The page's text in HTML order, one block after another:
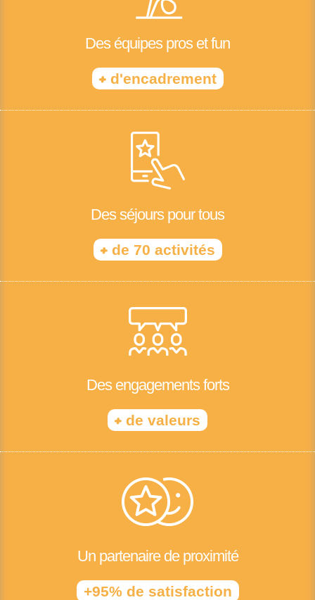
Des équipes pros et fun
+d'encadrement
Des séjours pour tous
+de 70 activités
Des engagements forts
+ de valeurs
Un partenaire de proximité
+95% de satisfaction